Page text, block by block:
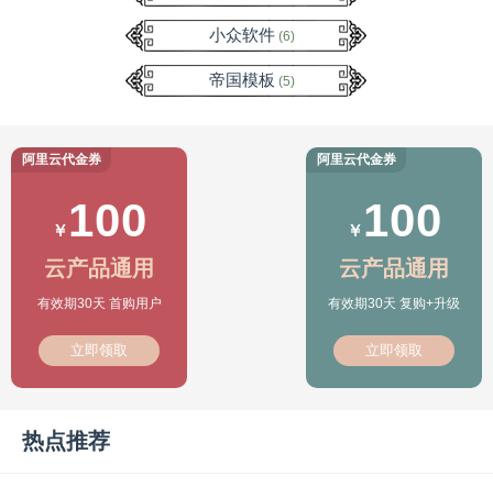
小众软件 (6)
帝国模板 (5)
阿里云代金券
￥ 100
云产品通用
有效期30天 首购用户
立即领取
阿里云代金券
￥ 100
云产品通用
有效期30天 复购+升级
立即领取
热点推荐